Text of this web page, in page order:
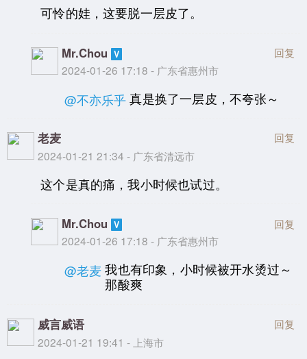
可怜的娃，这要脱一层皮了。
Mr.Chou
2024-01-26 17:18 - 广东省惠州市
回复
@不亦乐乎 真是换了一层皮，不夸张～
老麦
2024-01-21 21:34 - 广东省清远市
回复
这个是真的痛，我小时候也试过。
Mr.Chou
2024-01-26 17:18 - 广东省惠州市
回复
@老麦 我也有印象，小时候被开水烫过～
那酸爽
威言威语
2024-01-21 19:41 - 上海市
回复